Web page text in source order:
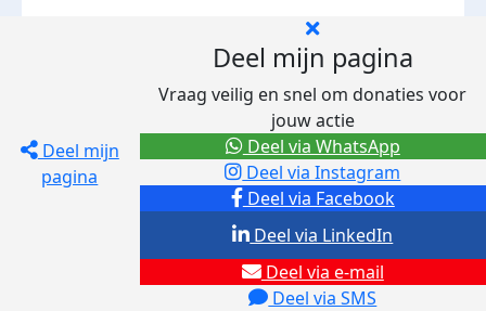
Deel mijn
pagina
Deel mijn pagina
Vraag veilig en snel om donaties voor
jouw actie
Deel via Facebook
Deel via Instagram
Deel via e-mail
Deel via SMS
Deel via LinkedIn
Deel via WhatsApp